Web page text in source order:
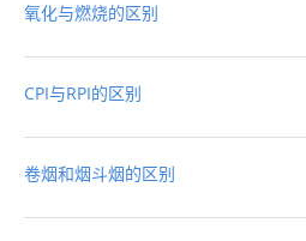
氧化与燃烧的区别
CPI与RPI的区别
卷烟和烟斗烟的区别